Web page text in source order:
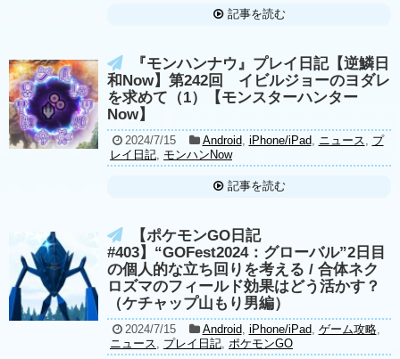
記事を読む
『モンハンナウ』プレイ日記【逆鱗日
和Now】第242回 イビルジョーのヨダレ
を求めて（1）【モンスターハンター
Now】
2024/7/15 Android, iPhone/iPad, ニュース, プ
レイ日記, モンハンNow
記事を読む
【ポケモンGO日記
#403】“GOFest2024：グローバル”2日目
の個人的な立ち回りを考える / 合体ネク
ロズマのフィールド効果はどう活かす？
（ケチャップ山もり男編）
2024/7/15 Android, iPhone/iPad, ゲーム攻略,
ニュース, プレイ日記, ポケモンGO